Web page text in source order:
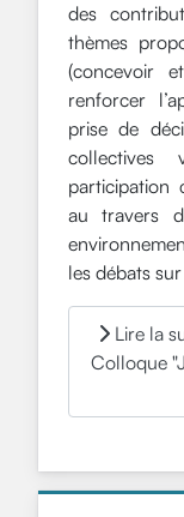
des
thèmes
(concevoir
renforcer
prise de
collectives
participation
au travers
les débats
Lire la
Colloque